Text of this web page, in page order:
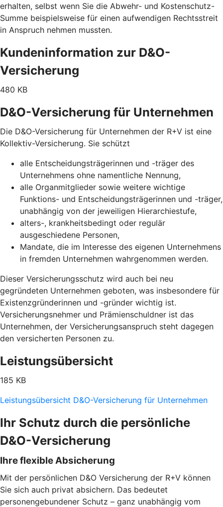
erhalten, selbst wenn Sie die Abwehr- und Kostenschutz-
Summe beispielsweise für einen aufwendigen Rechtsstreit
in Anspruch nehmen mussten.
Kundeninformation zur D&O-
Versicherung
480 KB
D&O-Versicherung für Unternehmen
Die D&O-Versicherung für Unternehmen der R+V ist eine
Kollektiv-Versicherung. Sie schützt
alle Entscheidungsträgerinnen und -träger des
Unternehmens ohne namentliche Nennung,
alle Organmitglieder sowie weitere wichtige
Funktions- und Entscheidungsträgerinnen und -träger,
unabhängig von der jeweiligen Hierarchiestufe,
alters-, krankheitsbedingt oder regulär
ausgeschiedene Personen,
Mandate, die im Interesse des eigenen Unternehmens
in fremden Unternehmen wahrgenommen werden.
Dieser Versicherungsschutz wird auch bei neu
gegründeten Unternehmen geboten, was insbesondere für
Existenzgründerinnen und -gründer wichtig ist.
Versicherungsnehmer und Prämienschuldner ist das
Unternehmen, der Versicherungsanspruch steht dagegen
den versicherten Personen zu.
Leistungsübersicht
185 KB
Leistungsübersicht D&O-Versicherung für Unternehmen
Ihr Schutz durch die persönliche
D&O-Versicherung
Ihre flexible Absicherung
Mit der persönlichen D&O Versicherung der R+V können
Sie sich auch privat absichern. Das bedeutet
personengebundener Schutz – ganz unabhängig vom